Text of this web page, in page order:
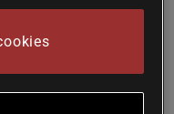
stigande ålder. Det är
motverka denna